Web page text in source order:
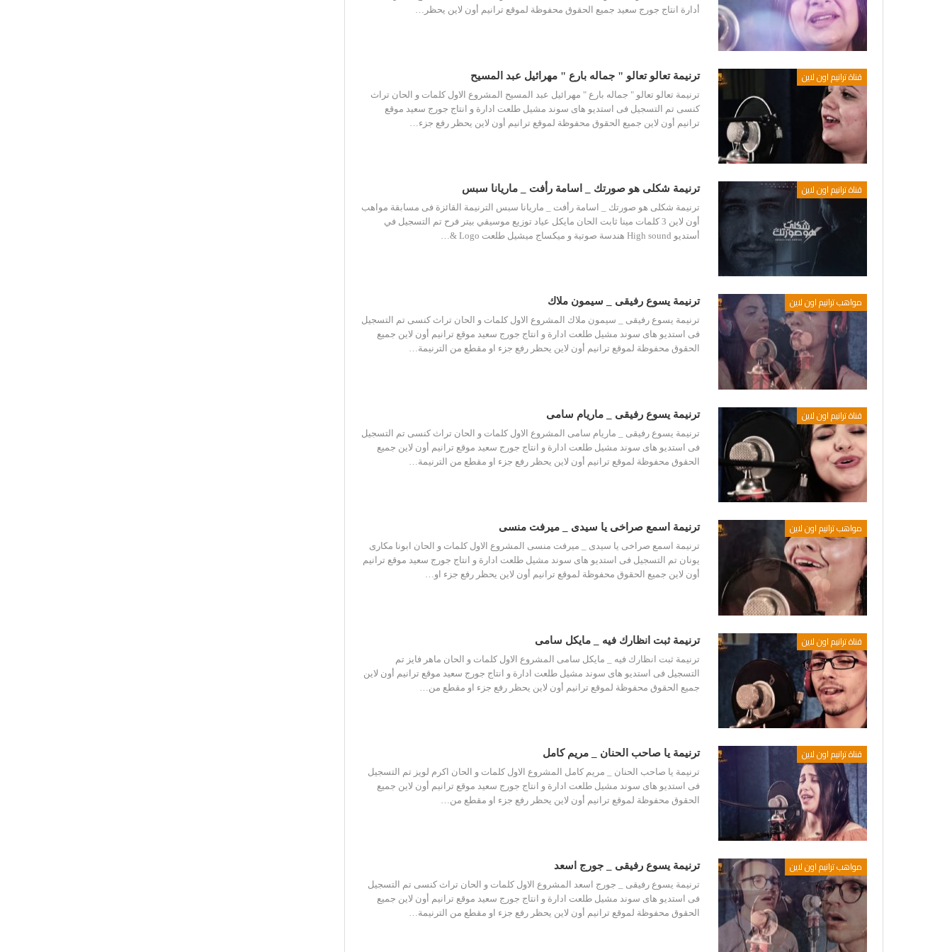
أدارة انتاج جورج سعيد جميع الحقوق محفوظة لموقع ترانيم أون لاين يحظر…
قناة ترانيم اون لاين ترنيمة تعالو تعالو " جماله بارع " مهرائيل عبد المسيح
ترنيمة تعالو تعالو " جماله بارع " مهرائيل عبد المسيح المشروع الاول كلمات و الحان تراث
كنسى تم التسجيل فى استديو هاى سوند مشيل طلعت ادارة و انتاج جورج سعيد موقع
ترانيم أون لاين جميع الحقوق محفوظة لموقع ترانيم أون لاين يحظر رفع جزء…
قناة ترانيم اون لاين ترنيمة شكلى هو صورتك _ اسامة رأفت _ ماريانا سبس
ترنيمة شكلى هو صورتك _ اسامة رأفت _ ماريانا سبس الترنيمة القائزة فى مسابقة مواهب
أون لاين 3 كلمات مينا ثابت الحان مايكل عياد توزيع موسيقي بيتر فرح تم التسجيل في
أستديو High sound هندسة صوتية و ميكساج ميشيل طلعت Logo &…
مواهب ترانيم اون لاين ترنيمة يسوع رفيقى _ سيمون ملاك
ترنيمة يسوع رفيقى _ سيمون ملاك المشروع الاول كلمات و الحان تراث كنسى تم التسجيل
فى استديو هاى سوند مشيل طلعت ادارة و انتاج جورج سعيد موقع ترانيم أون لاين جميع
الحقوق محفوظة لموقع ترانيم أون لاين يحظر رفع جزء او مقطع من الترنيمة…
قناة ترانيم اون لاين ترنيمة يسوع رفيقى _ ماريام سامى
ترنيمة يسوع رفيقى _ ماريام سامى المشروع الاول كلمات و الحان تراث كنسى تم التسجيل
فى استديو هاى سوند مشيل طلعت ادارة و انتاج جورج سعيد موقع ترانيم أون لاين جميع
الحقوق محفوظة لموقع ترانيم أون لاين يحظر رفع جزء او مقطع من الترنيمة…
مواهب ترانيم اون لاين ترنيمة اسمع صراخى يا سيدى _ ميرفت منسى
ترنيمة اسمع صراخى يا سيدى _ ميرفت منسى المشروع الاول كلمات و الحان ابونا مكارى
يونان تم التسجيل فى استديو هاى سوند مشيل طلعت ادارة و انتاج جورج سعيد موقع ترانيم
أون لاين جميع الحقوق محفوظة لموقع ترانيم أون لاين يحظر رفع جزء او…
قناة ترانيم اون لاين ترنيمة ثبت انظارك فيه _ مايكل سامى
ترنيمة ثبت انظارك فيه _ مايكل سامى المشروع الاول كلمات و الحان ماهر فايز تم
التسجيل فى استديو هاى سوند مشيل طلعت ادارة و انتاج جورج سعيد موقع ترانيم أون لاين
جميع الحقوق محفوظة لموقع ترانيم أون لاين يحظر رفع جزء او مقطع من…
قناة ترانيم اون لاين ترنيمة يا صاحب الحنان _ مريم كامل
ترنيمة يا صاحب الحنان _ مريم كامل المشروع الاول كلمات و الحان اكرم لويز تم التسجيل
فى استديو هاى سوند مشيل طلعت ادارة و انتاج جورج سعيد موقع ترانيم أون لاين جميع
الحقوق محفوظة لموقع ترانيم أون لاين يحظر رفع جزء او مقطع من…
مواهب ترانيم اون لاين ترنيمة يسوع رفيقى _ جورج اسعد
ترنيمة يسوع رفيقى _ جورج اسعد المشروع الاول كلمات و الحان تراث كنسى تم التسجيل
فى استديو هاى سوند مشيل طلعت ادارة و انتاج جورج سعيد موقع ترانيم أون لاين جميع
الحقوق محفوظة لموقع ترانيم أون لاين يحظر رفع جزء او مقطع من الترنيمة…